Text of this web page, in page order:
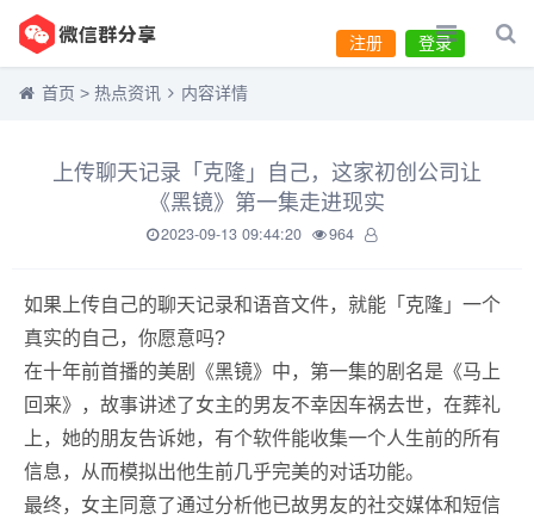
登录
注册
首页 > 热点资讯 内容详情
上传聊天记录「克隆」自己，这家初创公司让
《黑镜》第一集走进现实
2023-09-13 09:44:20 964
如果上传自己的聊天记录和语音文件，就能「克隆」一个
真实的自己，你愿意吗?
在十年前首播的美剧《黑镜》中，第一集的剧名是《马上
回来》，故事讲述了女主的男友不幸因车祸去世，在葬礼
上，她的朋友告诉她，有个软件能收集一个人生前的所有
信息，从而模拟出他生前几乎完美的对话功能。
最终，女主同意了通过分析他已故男友的社交媒体和短信